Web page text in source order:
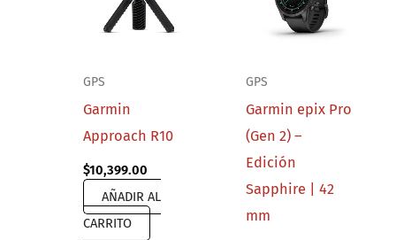
GPS
Garmin
Approach R10
$10,399.00
AÑADIR AL
CARRITO
GPS
Garmin epix Pro
(Gen 2) –
Edición
Sapphire | 42
mm